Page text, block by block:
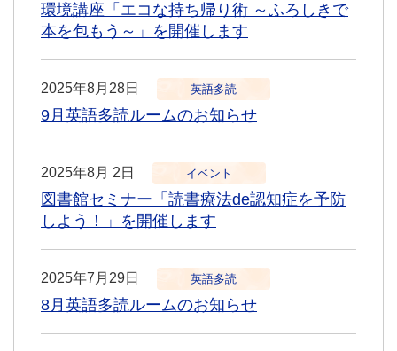
環境講座「エコな持ち帰り術 ～ふろしきで
本を包もう～」を開催します
2025年8月28日 英語多読
9月英語多読ルームのお知らせ
2025年8月 2日 イベント
図書館セミナー「読書療法de認知症を予防
しよう！」を開催します
2025年7月29日 英語多読
8月英語多読ルームのお知らせ